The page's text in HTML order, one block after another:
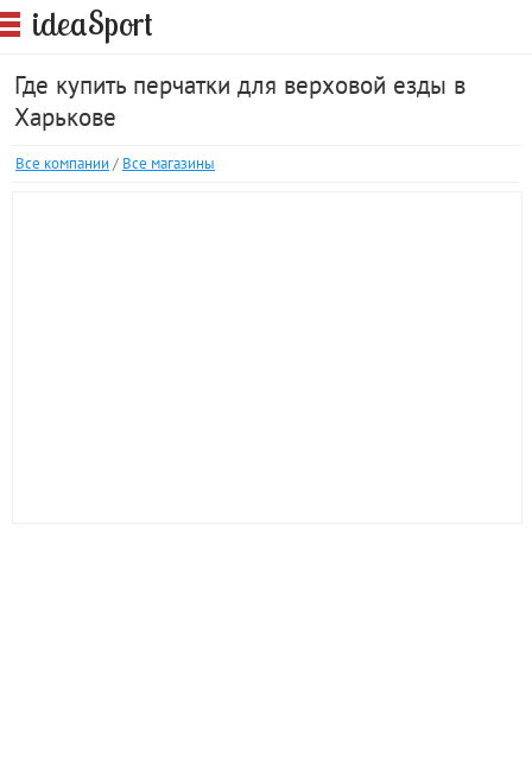
ideaSport
Где купить перчатки для верховой езды в
Харькове
Все компании / Все магазины